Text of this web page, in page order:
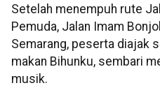
Setelah menempuh rute
Pemuda, Jalan Imam
Semarang, peserta diajak
makan Bihunku, sembari
musik.